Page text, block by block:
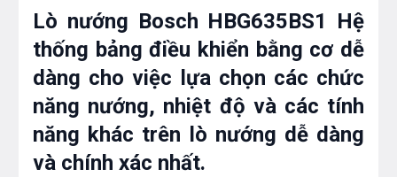
Lò nướng Bosch HBG635BS1 Hệ
thống bảngđiều khiển bằng cơ dễ
dàng cho việc lựa chọn các chức
năng nướng, nhiệt độ và các tính
năng khác trên lò nướng dễ dàng
và chính xác nhất.